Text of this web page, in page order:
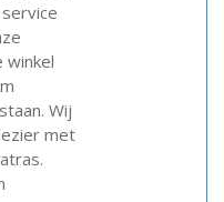
winkel
Wij
met